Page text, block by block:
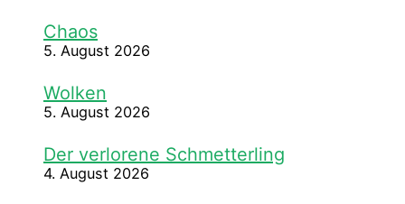
Chaos
5. August 2026
Wolken
5. August 2026
Der verlorene Schmetterling
4. August 2026